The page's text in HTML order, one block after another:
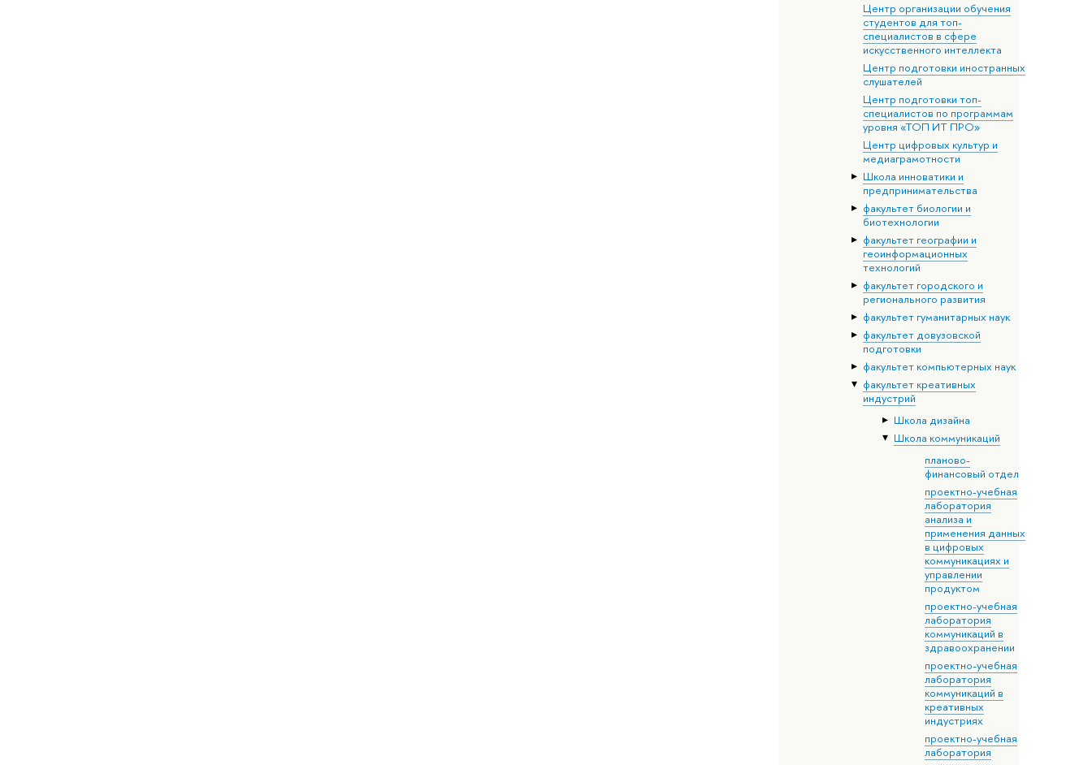
Центр организации обучения
студентов для топ-
специалистов в сфере
искусственного интеллекта
Центр подготовки иностранных
слушателей
Центр подготовки топ-
специалистов по программам
уровня «ТОП ИТ ПРО»
Центр цифровых культур и
медиаграмотности
Школа инноватики и
предпринимательства
факультет биологии и
биотехнологии
факультет географии и
геоинформационных
технологий
факультет городского и
регионального развития
факультет гуманитарных наук
факультет довузовской
подготовки
факультет компьютерных наук
факультет креативных
индустрий
Школа дизайна
Школа коммуникаций
планово-
финансовый отдел
проектно-учебная
лаборатория
анализа и
применения данных
в цифровых
коммуникациях и
управлении
продуктом
проектно-учебная
лаборатория
коммуникаций в
здравоохранении
проектно-учебная
лаборатория
коммуникаций в
креативных
индустриях
проектно-учебная
лаборатория